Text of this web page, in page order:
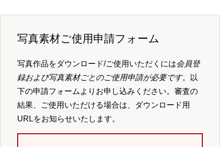
写真素材ご使用申請フォーム
写真作品をダウンロード/ご使用いただくには会員登
録および写真素材ごとのご使用申請が必要です。以
下の申請フォームよりお申し込みください。審査の
結果、ご使用いただける場合は、ダウンロード用
URLをお知らせいたします。